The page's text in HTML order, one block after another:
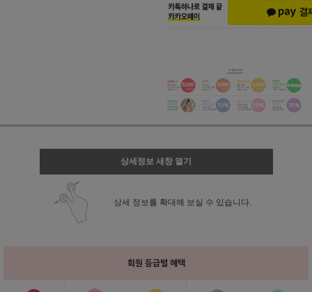
상세정보 새창 열기
상세 정보를 확대해 보실 수 있습니다.